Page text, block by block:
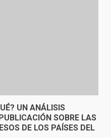
UN ANÁLISIS
SOBRE LAS
DE LOS PAÍSES DEL